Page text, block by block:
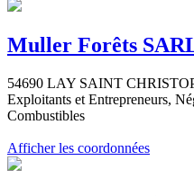
Muller Forêts
54690 LAY SAINT
Exploitants et Entrepreneurs,
Combustibles
Afficher les coordonnées